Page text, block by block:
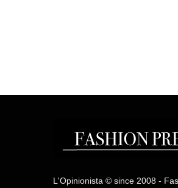
L'Opinionista © since 2008 -